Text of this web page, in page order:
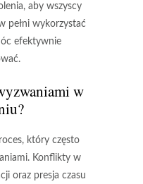
aby wszyscy
pełni wykorzystać
efektywnie
w
który często
Konflikty w
oraz presja czasu